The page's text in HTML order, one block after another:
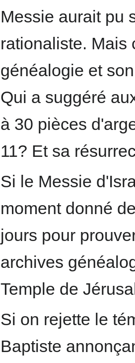
Messie aurait pu
rationaliste. Mais
généalogie et
Qui a suggéré
à 30 pièces
11? Et sa
Si le Messie
moment donné
jours pour
archives
Temple de
Si on rejette le
Baptiste